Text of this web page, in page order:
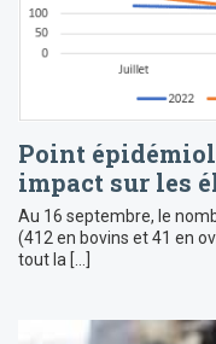
Point
impact sur les
Au 16 septembre, le
(412 en bovins et 41 en
tout la […]